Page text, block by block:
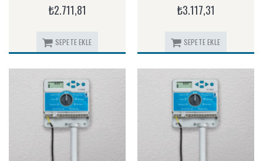
₺2.711,81
SEPETE EKLE
₺3.117,31
SEPETE EKLE